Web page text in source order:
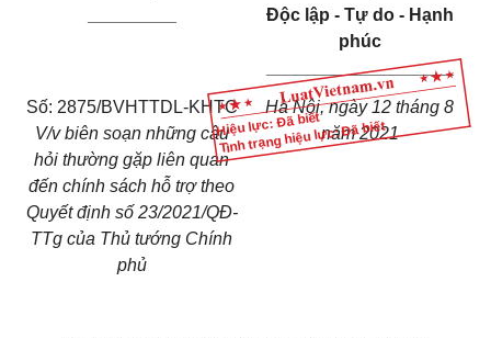
Hiệu lực: Đã biết
Tình trạng hiệu lực: Đã biết
Độc lập - Tự do - Hạnh
phúc
___________________
Số: 2875/BVHTTDL-KHTC
V/v biên soạn những câu
hỏi thường gặp liên quan
đến chính sách hỗ trợ theo
Quyết định số 23/2021/QĐ-
TTg của Thủ tướng Chính
phủ
Hà Nội, ngày 12 tháng 8
năm 2021